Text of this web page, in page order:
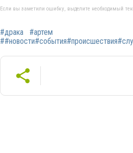
Если вы заметили ошибку, выделите необходимый
#драка
#артем